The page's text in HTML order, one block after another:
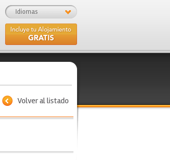
Idiomas
Volver al listado